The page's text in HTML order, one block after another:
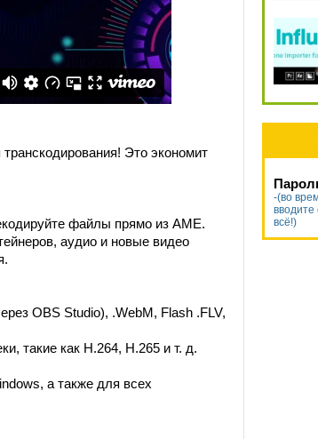
Это экономит
файлы прямо из AME.
аудио и новые видео
OBS Studio), .WebM, Flash .FLV,
такие как H.264, H.265 и т. д.
а также для всех
-(во
вводите
всё!)